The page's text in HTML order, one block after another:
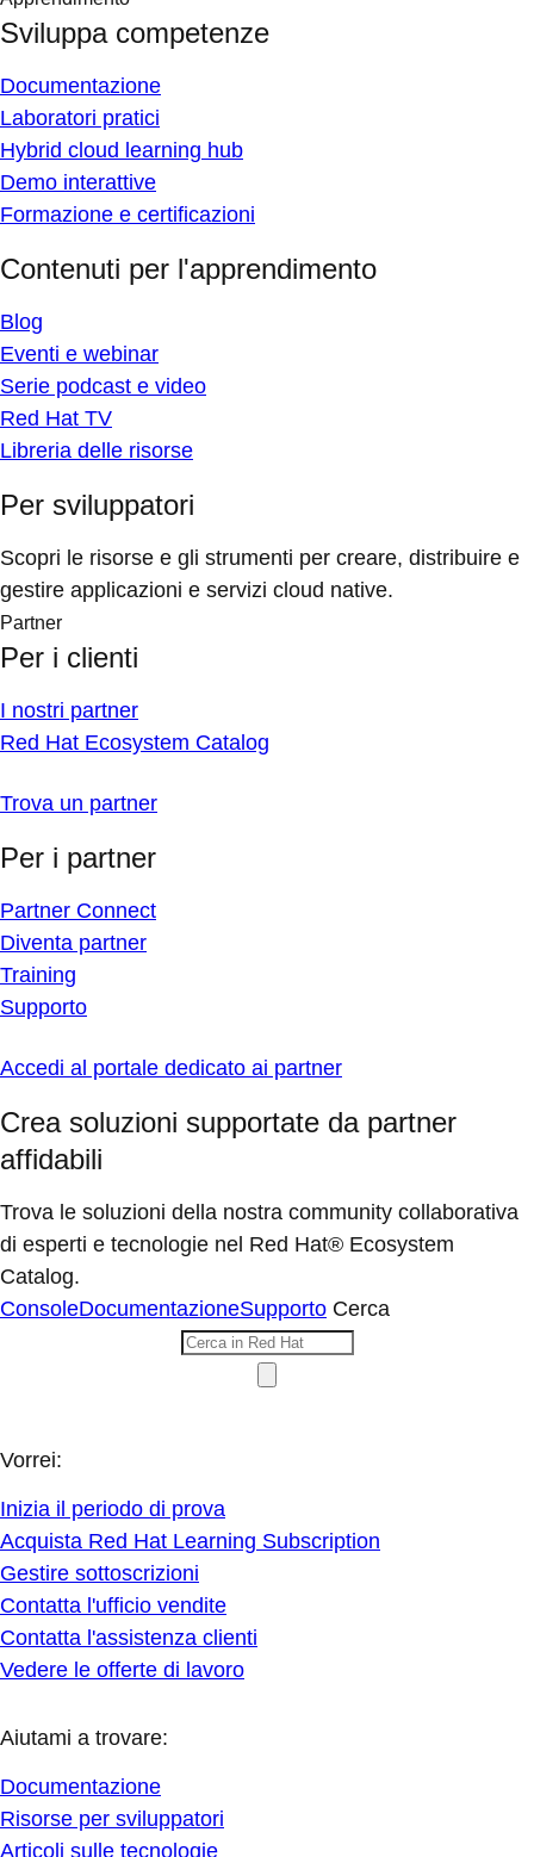
Sviluppa competenze
Documentazione
Laboratori pratici
Hybrid cloud learning hub
Demo interattive
Formazione e certificazioni
Contenuti per l'apprendimento
Blog
Eventi e webinar
Serie podcast e video
Red Hat TV
Libreria delle risorse
Per sviluppatori
Scopri le risorse e gli strumenti per creare, distribuire e
gestire applicazioni e servizi cloud native.
Partner
Per i clienti
I nostri partner
Red Hat Ecosystem Catalog
Trova un partner
Per i partner
Partner Connect
Diventa partner
Training
Supporto
Accedi al portale dedicato ai partner
Crea soluzioni supportate da partner
affidabili
Trova le soluzioni della nostra community collaborativa
di esperti e tecnologie nel Red Hat® Ecosystem
Catalog.
ConsoleDocumentazioneSupporto Cerca
Vorrei:
Inizia il periodo di prova
Acquista Red Hat Learning Subscription
Gestire sottoscrizioni
Contatta l'ufficio vendite
Contatta l'assistenza clienti
Vedere le offerte di lavoro
Aiutami a trovare:
Documentazione
Risorse per sviluppatori
Articoli sulle tecnologie